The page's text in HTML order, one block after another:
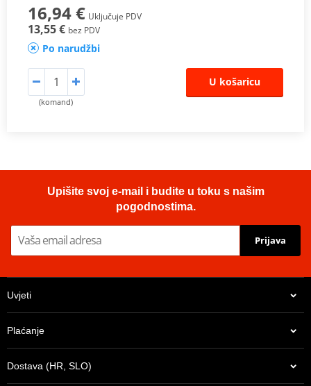
16,94 € Uključuje PDV
13,55 € bez PDV
Po narudžbi
(komand)
U košaricu
Upišite svoj e-mail i budite u toku s našim
pogodnostima.
Prijava
Uvjeti
Plaćanje
Dostava (HR, SLO)